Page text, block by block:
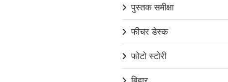
पुस्तक समीक्षा
फीचर डेस्क
फोटो स्टोरी